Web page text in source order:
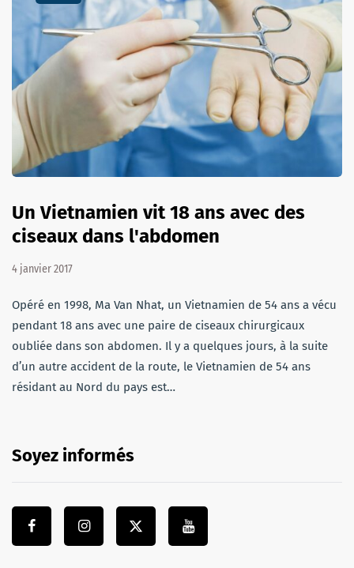
Un Vietnamien vit 18 ans avec des
ciseaux dans l'abdomen
4 janvier 2017
Opéré en 1998, Ma Van Nhat, un Vietnamien de 54 ans a vécu
pendant 18 ans avec une paire de ciseaux chirurgicaux
oubliée dans son abdomen. Il y a quelques jours, à la suite
d’un autre accident de la route, le Vietnamien de 54 ans
résidant au Nord du pays est…
Soyez informés